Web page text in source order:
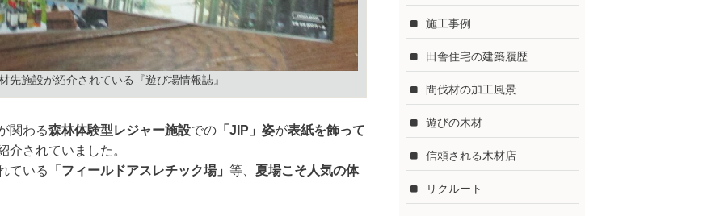
先施設が紹介されている『遊び場情報誌』
関わる森林体験型レジャー施設での 「JIP」姿が表紙を飾って
介されていました。
ている 「フィールドアスレチック場」 等、 夏場こそ人気の体
施工事例
田舎住宅の建築履歴
間伐材の加工風景
遊びの木材
信頼される木材店
リクルート